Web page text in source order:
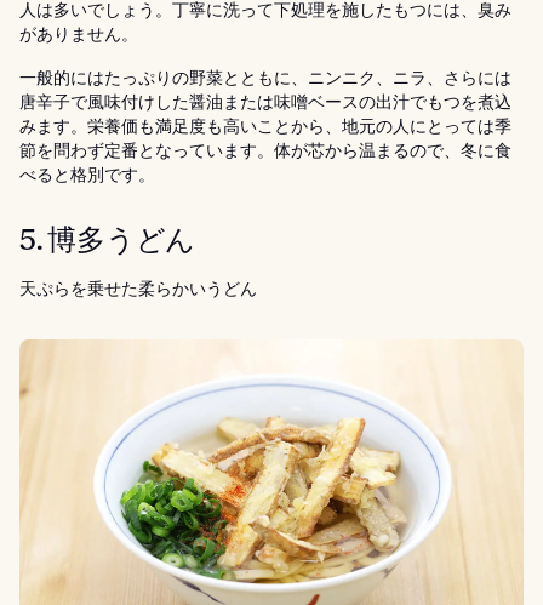
人は多いでしょう。丁寧に洗って下処理を施したもつには、臭み
がありません。
一般的にはたっぷりの野菜とともに、ニンニク、ニラ、さらには
唐辛子で風味付けした醤油または味噌ベースの出汁でもつを煮込
みます。栄養価も満足度も高いことから、地元の人にとっては季
節を問わず定番となっています。体が芯から温まるので、冬に食
べると格別です。
5. 博多うどん
天ぷらを乗せた柔らかいうどん